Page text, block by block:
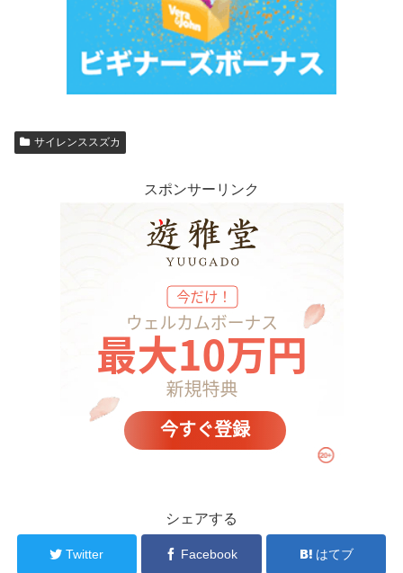
サイレンススズカ
スポンサーリンク
シェアする
Twitter Facebook はてブ